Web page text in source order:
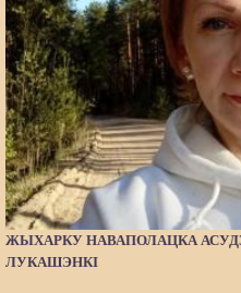
ЖЫХАРКУ НАВАПОЛАЦКА
ЛУКАШЭНКІ